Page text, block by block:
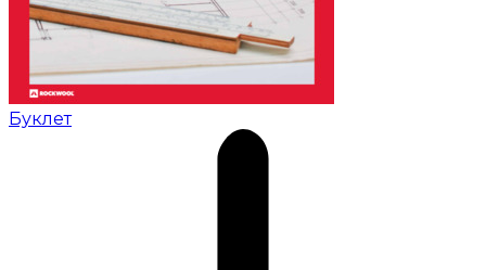
Буклет